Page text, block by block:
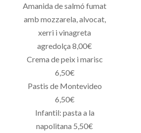
Amanida de salmó fumat
amb mozzarela, alvocat,
xerri i vinagreta
agredolça 8,00€
Crema de peix i marisc
6,50€
Pastis de Montevideo
6,50€
Infantil: pasta a la
napolitana 5,50€